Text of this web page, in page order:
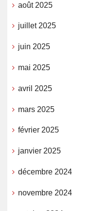
août 2025
juillet 2025
juin 2025
mai 2025
avril 2025
mars 2025
février 2025
janvier 2025
décembre 2024
novembre 2024